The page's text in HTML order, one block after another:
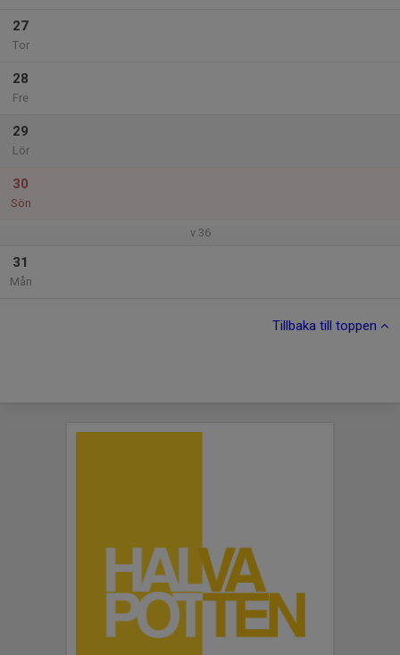
27
Tor
28
Fre
29
Lör
30
Sön
v.36
31
Mån
Tillbaka till toppen